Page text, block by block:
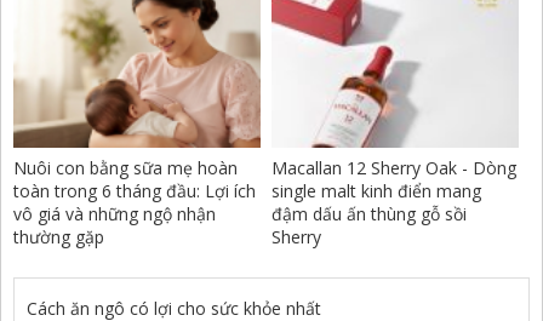
Nuôi con bằng sữa mẹ hoàn
toàn trong 6 tháng đầu: Lợi ích
vô giá và những ngộ nhận
thường gặp
Macallan 12 Sherry Oak - Dòng
single malt kinh điển mang
đậm dấu ấn thùng gỗ sồi
Sherry
Cách ăn ngô có lợi cho sức khỏe nhất